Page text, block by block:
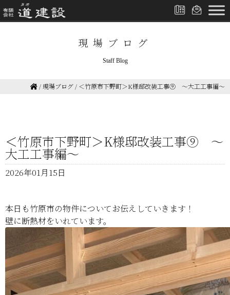
現場ブログ
Staff Blog
/現場ブログ / ＜竹原市下野町＞K様邸改装工事⑨ ～大工工事編～
＜竹原市下野町＞K様邸改装工事⑨ ～
大工工事編～
2026年01月15日
本日も竹原市の物件についてお伝えしていきます！
壁に断熱材をいれています。